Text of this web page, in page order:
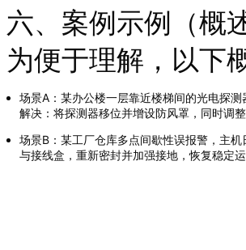
六、案例示例（概述
为便于理解，以下
场景A：某办公楼一层靠近楼梯间的光电探
解决：将探测器移位并增设防风罩，同时调
场景B：某工厂仓库多点间歇性误报警，主
与接线盒，重新密封并加强接地，恢复稳定运